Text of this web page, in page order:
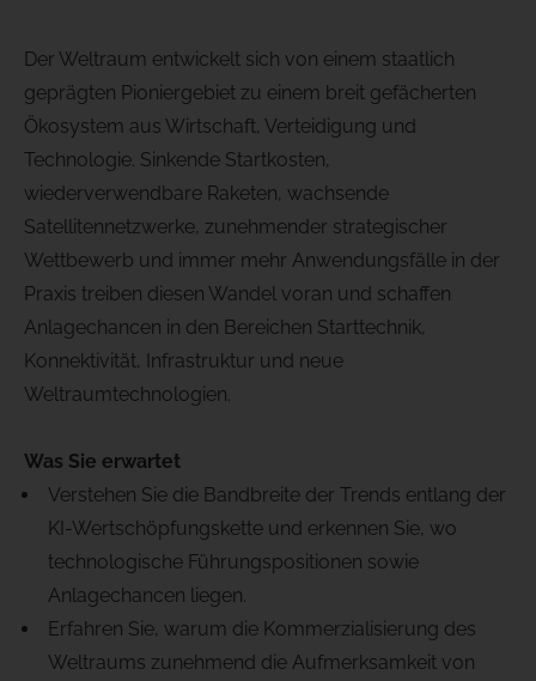
Der Weltraum entwickelt sich von einem staatlich
geprägten Pioniergebiet zu einem breit gefächerten
Ökosystem aus Wirtschaft, Verteidigung und
Technologie. Sinkende Startkosten,
wiederverwendbare Raketen, wachsende
Satellitennetzwerke, zunehmender strategischer
Wettbewerb und immer mehr Anwendungsfälle in der
Praxis treiben diesen Wandel voran und schaffen
Anlagechancen in den Bereichen Starttechnik,
Konnektivität, Infrastruktur und neue
Weltraumtechnologien.
Was Sie erwartet
Verstehen Sie die Bandbreite der Trends entlang der
KI-Wertschöpfungskette und erkennen Sie, wo
technologische Führungspositionen sowie
Anlagechancen liegen.
Erfahren Sie, warum die Kommerzialisierung des
Weltraums zunehmend die Aufmerksamkeit von